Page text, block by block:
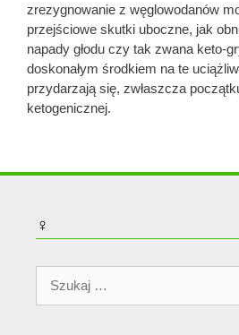
zrezygnowanie z węglowodanów
przejściowe skutki uboczne, jak
napady głodu czy tak zwana keto-
doskonałym środkiem na te
przydarzają się, zwłaszcza
ketogenicznej.
♀
Szukaj: